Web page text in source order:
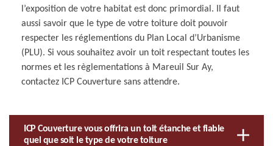
l’exposition de votre habitat est donc primordial. Il faut
aussi savoir que le type de votre toiture doit pouvoir
respecter les réglementions du Plan Local d’Urbanisme
(PLU). Si vous souhaitez avoir un toit respectant toutes les
normes et les règlementations à Mareuil Sur Ay,
contactez ICP Couverture sans attendre.
ICP Couverture vous offrira un toit étanche et fiable
quel que soit le type de votre toiture